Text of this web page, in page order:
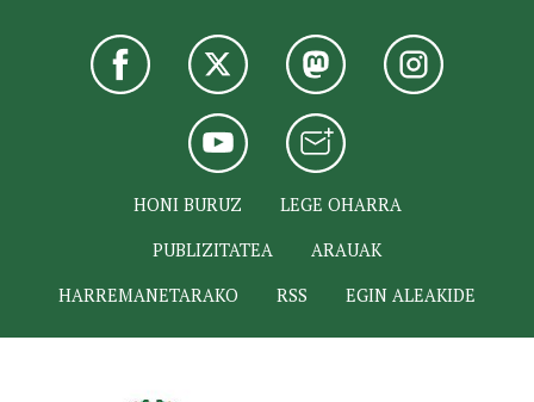
HONI BURUZ
LEGE OHARRA
PUBLIZITATEA
ARAUAK
HARREMANETARAKO
RSS EGIN ALEAKIDE